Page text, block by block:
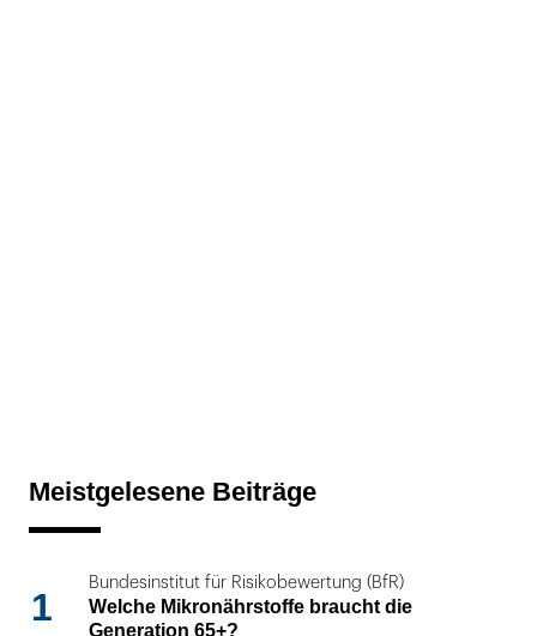
Meistgelesene Beiträge
1
Bundesinstitut für Risikobewertung (BfR)
Welche Mikronährstoffe braucht die
Generation 65+?